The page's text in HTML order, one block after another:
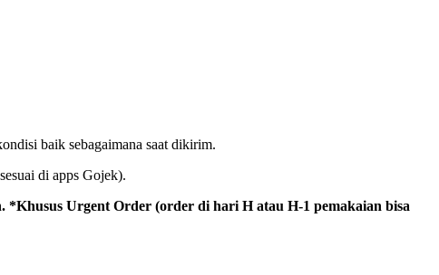
baik sebagaimana saat dikirim.
di apps Gojek).
*Khusus Urgent Order (order di hari H atau H-1 pemakaian bisa